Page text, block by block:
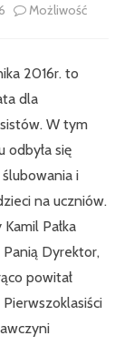
Możliwość
2016r. to
dla
W tym
odbyła się
i
na uczniów.
Pałka
Panią Dyrektor,
powitał